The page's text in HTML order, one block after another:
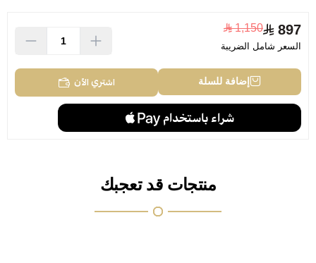
897
1,150
السعر شامل الضريبة
إضافة للسلة اشتري الآن
منتجات قد تعجبك